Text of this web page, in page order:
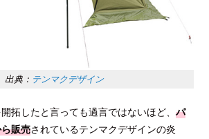
出典： テンマクデザイン
拓したと言っても過言ではないほど、パ
販売されているテンマクデザインの炎